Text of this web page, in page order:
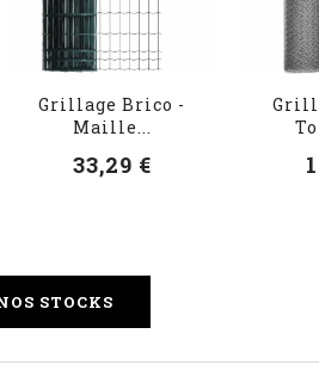
Grillage Brico -
Maille...
33,29 €
STOCKS